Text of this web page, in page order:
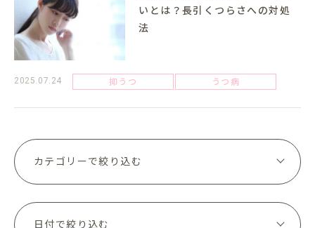
いとは？長引くつらさへの対処
法
2025.07.24 抑うつ うつ病